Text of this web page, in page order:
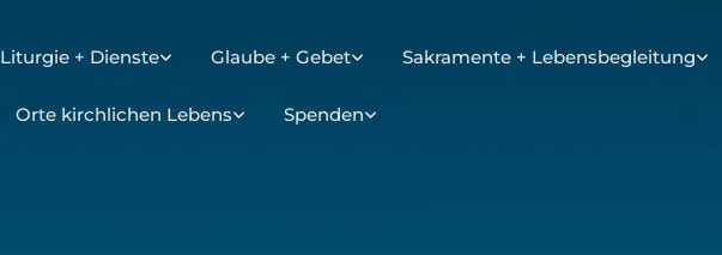
Liturgie + Dienste Glaube + Gebet Sakramente + Lebensbegleitung
Orte kirchlichen Lebens Spenden